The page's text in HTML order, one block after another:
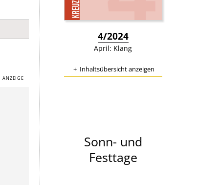
4/2024:
April: Klang
Inhaltsübersicht anzeigen
Sonn- und
Festtage